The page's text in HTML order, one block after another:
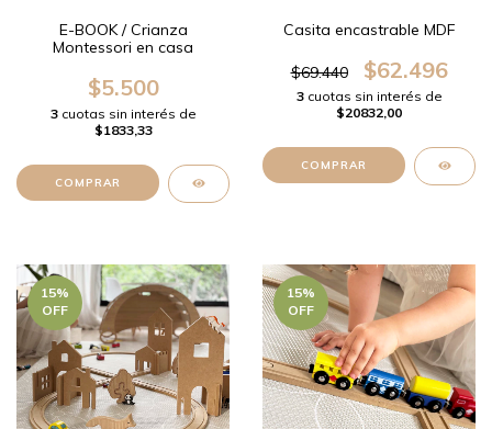
E-BOOK / Crianza
Montessori en casa
$5.500
3cuotas sin interés de
$1833,33
Casita encastrable MDF
$69.440 $62.496
3cuotas sin interés de
$20832,00
15%
OFF
15%
OFF